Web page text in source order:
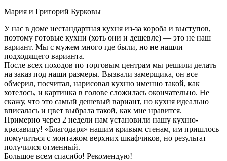
Мария и Григорий Бурковы
У нас в доме нестандартная кухня из-за короба и выступов,
поэтому готовые кухни (хоть они и дешевле) — это не наш
вариант. Мы с мужем много где были, но не нашли
подходящего варианта.
После всех походов по торговым центрам мы решили делать
на заказ под наши размеры. Вызвали замерщика, он все
обмерил, посчитал, нарисовал кухню именно такой, как
хотелось, и картинка в голове сложилась окончательно. Не
скажу, что это самый дешевый вариант, но кухня идеально
вписалась и цвет выбрала такой, как мне нравится.
Примерно через 2 недели нам установили нашу кухню-
красавицу! «Благодаря» нашим кривым стенам, им пришлось
помучиться с монтажом верхних шкафчиков, но результат
получился отменный.
Большое всем спасибо! Рекомендую!